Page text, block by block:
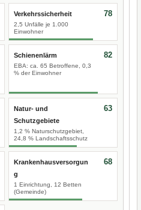
Verkehrssicherheit
2,5 Unfälle je 1.000
Einwohner
78
Schienenlärm
EBA: ca. 65 Betroffene, 0,3
% der Einwohner
82
Natur- und
Schutzgebiete
1,2 % Naturschutzgebiet,
24,8 % Landschaftsschutz
63
Krankenhausversorgun
g
1 Einrichtung, 12 Betten
(Gemeinde)
68